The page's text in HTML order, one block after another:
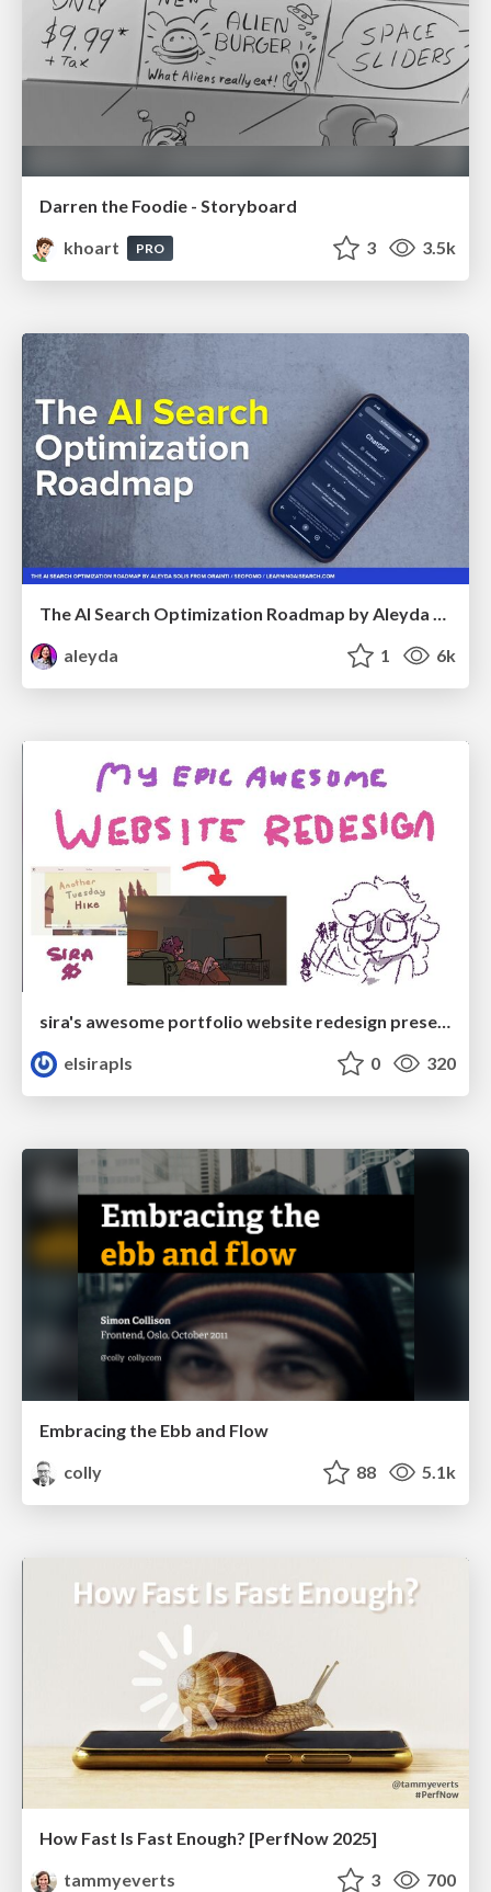
Darren the Foodie - Storyboard
khoart
PRO 3 3.5k
The AI Search Optimization Roadmap by Aleyda Solis
aleyda
1 6k
sira's awesome portfolio website redesign presentation
elsirapls
0 320
Embracing the Ebb and Flow
colly
88 5.1k
How Fast Is Fast Enough? [PerfNow 2025]
tammyeverts
3 700